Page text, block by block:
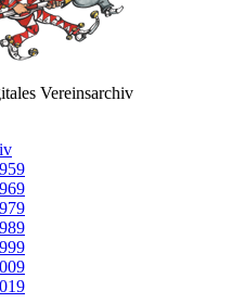
Vereinsarchiv